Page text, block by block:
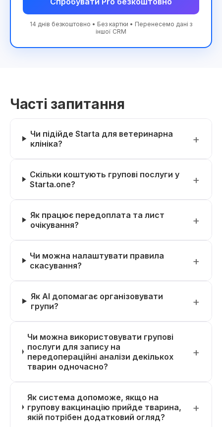
14 днів безкоштовно • Без картки • Перенесемо дані з
іншої CRM
Часті запитання
Чи підійде Starta для ветеринарна
клініка?
Скільки коштують групові послуги у
Starta.one?
Як працює передоплата та лист
очікування?
Чи можна налаштувати правила
скасування?
Як AI допомагає організовувати
групи?
Чи можна використовувати групові
послуги для запису на
передопераційні аналізи декількох
тварин одночасно?
Як система допоможе, якщо на
групову вакцинацію прийде тварина,
якій потрібен додатковий огляд?